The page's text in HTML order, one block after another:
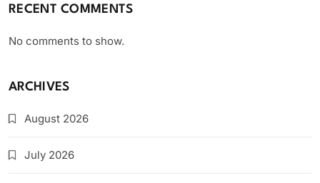
RECENT COMMENTS
No comments to show.
ARCHIVES
August 2026
July 2026